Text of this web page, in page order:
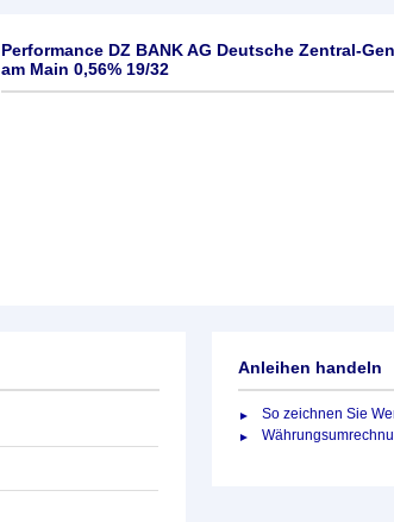
Performance DZ BANK AG Deutsche Zentral-
am Main 0,56% 19/32
Anleihen handeln
So zeichnen Sie